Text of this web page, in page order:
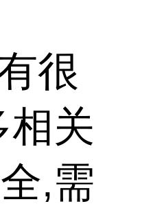
很
相关
,需